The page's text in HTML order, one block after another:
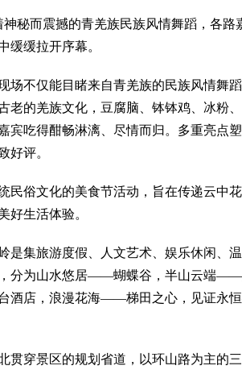
神秘而震撼的青羌族民族风情舞蹈，各
缓缓拉开序幕。
场不仅能目睹来自青羌族的民族风情舞
老的羌族文化，豆腐脑、钵钵鸡、冰粉
宾吃得酣畅淋漓、尽情而归。多重亮点
好评。
民俗文化的美食节活动，旨在传递云中
好生活体验。
是集旅游度假、人文艺术、娱乐休闲、
，分为山水悠居——蝴蝶谷，半山云端
酒店，浪漫花海——梯田之心，见证永
贯穿景区的规划省道，以环山路为主的